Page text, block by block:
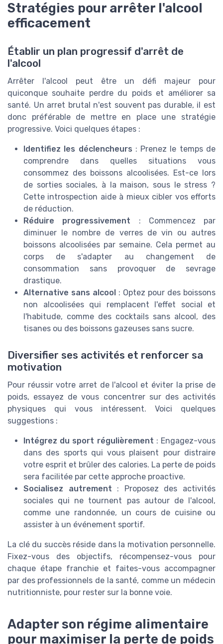
Stratégies pour arrêter l'alcool
efficacement
Établir un plan progressif d'arrêt de
l'alcool
Arrêter l'alcool peut être un défi majeur pour
quiconque souhaite perdre du poids et améliorer sa
santé. Un arret brutal n'est souvent pas durable, il est
donc préférable de mettre en place une stratégie
progressive. Voici quelques étapes :
Identifiez les déclencheurs : Prenez le temps de
comprendre dans quelles situations vous
consommez des boissons alcoolisées. Est-ce lors
de sorties sociales, à la maison, sous le stress ?
Cette introspection aide à mieux cibler vos efforts
de réduction.
Réduire progressivement : Commencez par
diminuer le nombre de verres de vin ou autres
boissons alcoolisées par semaine. Cela permet au
corps de s'adapter au changement de
consommation sans provoquer de sevrage
drastique.
Alternative sans alcool : Optez pour des boissons
non alcoolisées qui remplacent l'effet social et
l'habitude, comme des cocktails sans alcool, des
tisanes ou des boissons gazeuses sans sucre.
Diversifier ses activités et renforcer sa
motivation
Pour réussir votre arret de l'alcool et éviter la prise de
poids, essayez de vous concentrer sur des activités
physiques qui vous intéressent. Voici quelques
suggestions :
Intégrez du sport régulièrement : Engagez-vous
dans des sports qui vous plaisent pour distraire
votre esprit et brûler des calories. La perte de poids
sera facilitée par cette approche proactive.
Socialisez autrement : Proposez des activités
sociales qui ne tournent pas autour de l'alcool,
comme une randonnée, un cours de cuisine ou
assister à un événement sportif.
La clé du succès réside dans la motivation personnelle.
Fixez-vous des objectifs, récompensez-vous pour
chaque étape franchie et faites-vous accompagner
par des professionnels de la santé, comme un médecin
nutritionniste, pour rester sur la bonne voie.
Adapter son régime alimentaire
pour maximiser la perte de poids